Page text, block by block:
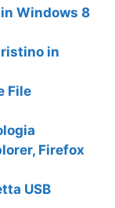
Windows 8
in
File
Firefox
USB